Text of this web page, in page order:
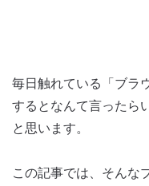
毎日触れている「ブラ
するとなんて言ったら
と思います。
この記事では、そんな